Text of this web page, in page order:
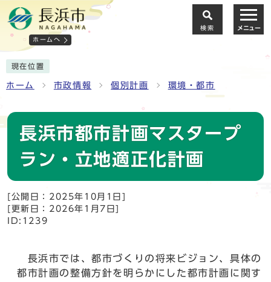
ホームへ
検索 メニュー
現在位置
ホーム 市政情報 個別計画 環境・都市
長浜市都市計画マスタープ
ラン・立地適正化計画
[公開日：2025年10月1日]
[更新日：2026年1月7日]
ID:1239
長浜市では、都市づくりの将来ビジョン、具体の
都市計画の整備方針を明らかにした都市計画に関す